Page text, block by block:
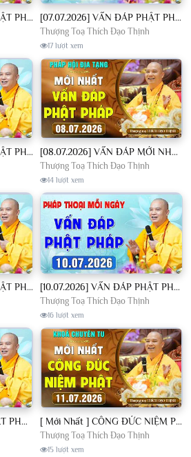
[06.07.2026] VẤN ĐÁP PHẬT PHÁP - Nghe Thầy giảng Pháp mỗi ngày CÔNG ĐỨC VÔ LƯỢNG│TT. Thích Đạo Thịnh [07.07.2026] VẤN ĐÁP PHẬT PHÁP - Nghe Thầy giảng Pháp mỗi ngày CÔNG ĐỨC VÔ LƯỢNG│TT. Thích Đạo Thịnh
Thượng Toạ Thích Đạo Thịnh
17 lượt xem
[08.07.2026] VẤN ĐÁP PHẬT PHÁP - Nghe Thầy giảng Pháp mỗi ngày CÔNG ĐỨC VÔ LƯỢNG│TT. Thích Đạo Thịnh [08.07.2026] VẤN ĐÁP MỚI NHẤT - Pháp Hội Địa Tạng Chùa Khai Nguyên | TT. Thích Đạo Thịnh
Thượng Toạ Thích Đạo Thịnh
14 lượt xem
[09.07.2026] VẤN ĐÁP PHẬT PHÁP - Nghe Thầy giảng Pháp mỗi ngày CÔNG ĐỨC VÔ LƯỢNG│TT. Thích Đạo Thịnh [10.07.2026] VẤN ĐÁP PHẬT PHÁP - Nghe Thầy giảng Pháp mỗi ngày CÔNG ĐỨC VÔ LƯỢNG│TT. Thích Đạo Thịnh
Thượng Toạ Thích Đạo Thịnh
16 lượt xem
[11.07.2026] VẤN ĐÁP PHẬT PHÁP - Nghe Thầy giảng Pháp mỗi ngày CÔNG ĐỨC VÔ LƯỢNG│TT. Thích Đạo Thịnh [ Mới Nhất ] CÔNG ĐỨC NIỆM PHẬT - Khoá Chuyên Tu Chùa Khai Nguyên 11/07/2026 | TT. Thích Đạo Thịnh
Thượng Toạ Thích Đạo Thịnh
15 lượt xem